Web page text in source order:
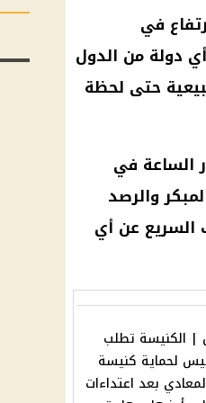
في
دولة من الدول
حتى لحظة
الساعة في
والرصد
السريع عن أي
| الكنيسة تطلب
لحماية كنيسة
بعد اعتداءات